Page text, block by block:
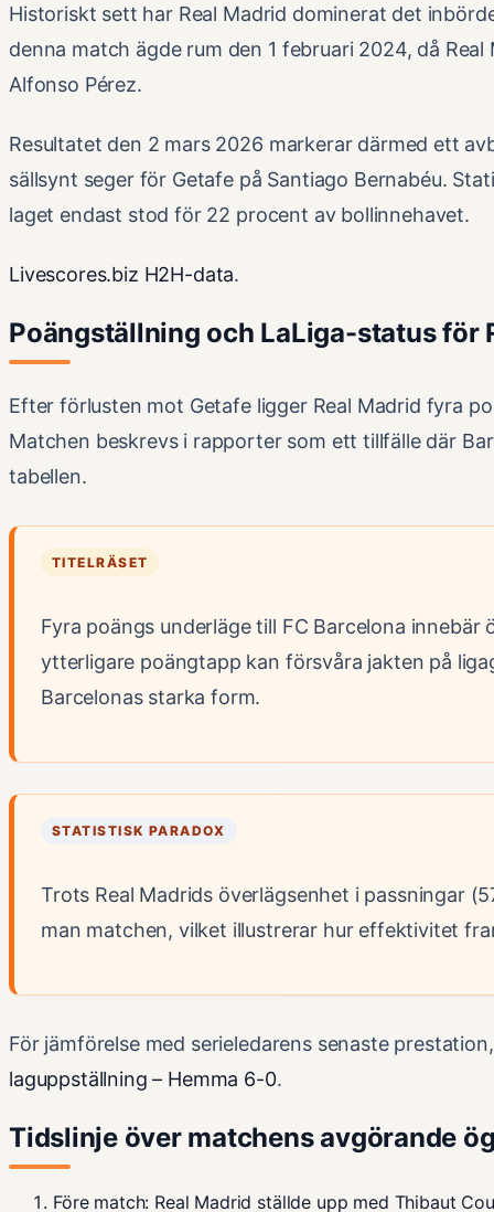
Historiskt sett har Real Madrid dominerat det
denna match ägde rum den 1 februari 2024, då
Alfonso Pérez.
Resultatet den 2 mars 2026 markerar därmed ett
sällsynt seger för Getafe på Santiago Bernabéu.
laget endast stod för 22 procent av bollinnehavet.
Livescores.biz H2H-data.
Poängställning och LaLiga-status för
Efter förlusten mot Getafe ligger Real Madrid fyra
Matchen beskrevs i rapporter som ett tillfälle där
tabellen.
TITELRÄSET
Fyra poängs underläge till FC Barcelona
ytterligare poängtapp kan försvåra jakten på
Barcelonas starka form.
STATISTISK PARADOX
Trots Real Madrids överlägsenhet i passningar
man matchen, vilket illustrerar hur effektivitet
För jämförelse med serieledarens senaste
laguppställning – Hemma 6-0.
Tidslinje över matchens avgörande
Före match: Real Madrid ställde upp med Thibaut